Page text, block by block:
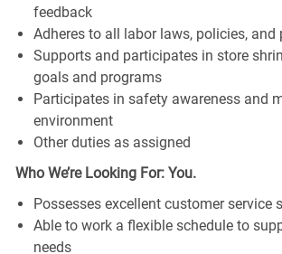
feedback
Adheres to all labor laws, policies, and
Supports and participates in store
goals and programs
Participates in safety awareness and
environment
Other duties as assigned
Who We’re Looking For: You.
Possesses excellent customer service
Able to work a flexible schedule to
needs